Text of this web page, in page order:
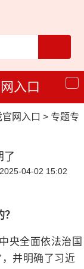
导
航
入口
网入口 > 专题专
了
04-02 15:02
央全面依法治国
并明确了习近